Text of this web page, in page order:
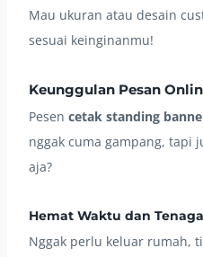
Mau ukuran atau desain
sesuai keinginanmu!
Keunggulan Pesan
Pesen cetak standing
nggak cuma gampang, tapi
aja?
Hemat Waktu dan Tenaga
Nggak perlu keluar rumah,